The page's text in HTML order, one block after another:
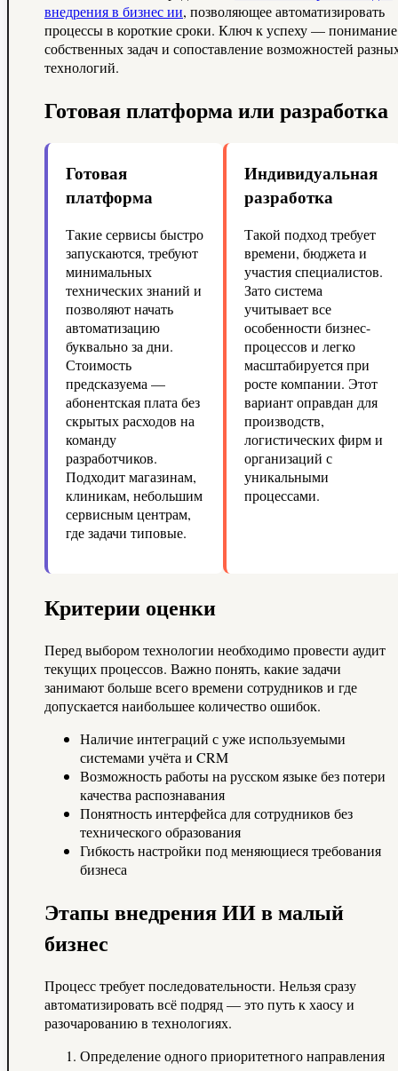
внедрения в бизнес ии, позволяющее автоматизировать
процессы в короткие сроки. Ключ к успеху — понимание
собственных задач и сопоставление возможностей
технологий.
Готовая платформа или разработка
Готовая
платформа
Такие сервисы быстро
запускаются, требуют
минимальных
технических знаний и
позволяют начать
автоматизацию
буквально за дни.
Стоимость
предсказуема —
абонентская плата без
скрытых расходов на
команду
разработчиков.
Подходит магазинам,
клиникам, небольшим
сервисным центрам,
где задачи типовые.
Индивидуальная
разработка
Такой подход требует
времени, бюджета и
участия специалистов.
Зато система
учитывает все
особенности бизнес-
процессов и легко
масштабируется при
росте компании. Этот
вариант оправдан для
производств,
логистических фирм и
организаций с
уникальными
процессами.
Критерии оценки
Перед выбором технологии необходимо провести аудит
текущих процессов. Важно понять, какие задачи
занимают больше всего времени сотрудников и где
допускается наибольшее количество ошибок.
Наличие интеграций с уже используемыми
системами учёта и CRM
Возможность работы на русском языке без потери
качества распознавания
Понятность интерфейса для сотрудников без
технического образования
Гибкость настройки под меняющиеся требования
бизнеса
Этапы внедрения ИИ в малый
бизнес
Процесс требует последовательности. Нельзя сразу
автоматизировать всё подряд — это путь к хаосу и
разочарованию в технологиях.
Определение одного приоритетного направления